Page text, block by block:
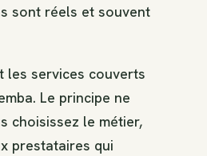
sont réels et souvent
les services couverts
Le principe ne
choisissez le métier,
prestataires qui